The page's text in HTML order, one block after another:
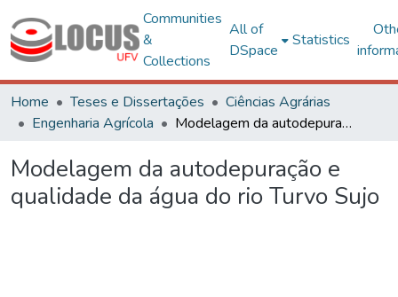
Communities
&
Collections
All of
DSpace
Statistics
Home Teses e Dissertações
Ciências Agrárias
Engenharia Agrícola
Modelagem da autodepuração e qualidade da água do rio Turvo Sujo
Modelagem da autodepuração e
qualidade da água do rio Turvo Sujo